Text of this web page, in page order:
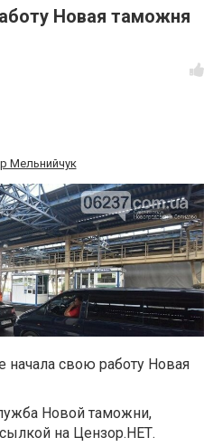
Новая таможня
Мельнийчук
начала свою работу Новая
Новой таможни,
на Цензор.НЕТ.